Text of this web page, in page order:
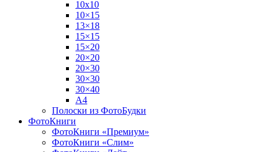
10х10
10×15
13×18
15×15
15×20
20×20
20×30
30×30
30×40
A4
Полоски из ФотоБудки
ФотоКниги
ФотоКниги «Премиум»
ФотоКниги «Слим»